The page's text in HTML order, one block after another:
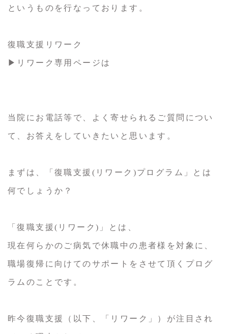
というものを行なっております。
復職支援リワーク
▶リワーク専用ページは
当院にお電話等で、よく寄せられるご質問につい
て、お答えをしていきたいと思います。
まずは、「復職支援(リワーク)プログラム」とは
何でしょうか？
「復職支援(リワーク)」とは、
現在何らかのご病気で休職中の患者様を対象に、
職場復帰に向けてのサポートをさせて頂くプログ
ラムのことです。
昨今復職支援（以下、「リワーク」）が注目され